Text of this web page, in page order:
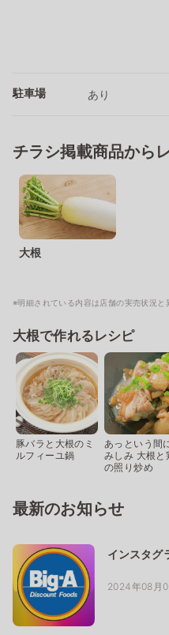
駐車場 あり
チラシ掲載商品から
大根
※明細されている内容は店舗の実売状況と
大根で作れるレシピ
豚バラと大根のミ
ルフィーユ鍋
あっという間
みしみ 大根と
の照り炒め
最新のお知らせ
インスタグ
2024年08月